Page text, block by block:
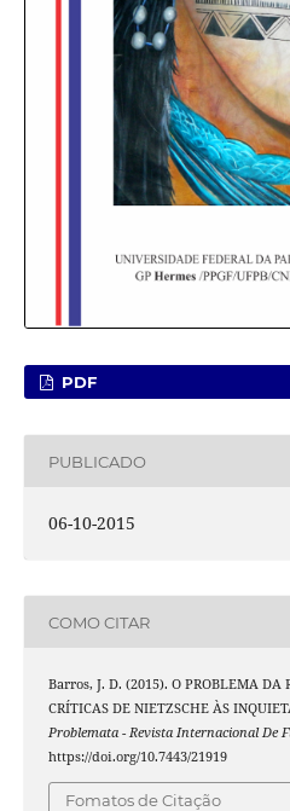
PDF
PUBLICADO
06-10-2015
COMO CITAR
Barros, J. D. (2015). O PROBLEMA DA
CRÍTICAS DE NIETZSCHE ÀS
Problemata - Revista Internacional De
https://doi.org/10.7443/21919
Fomatos de Citação